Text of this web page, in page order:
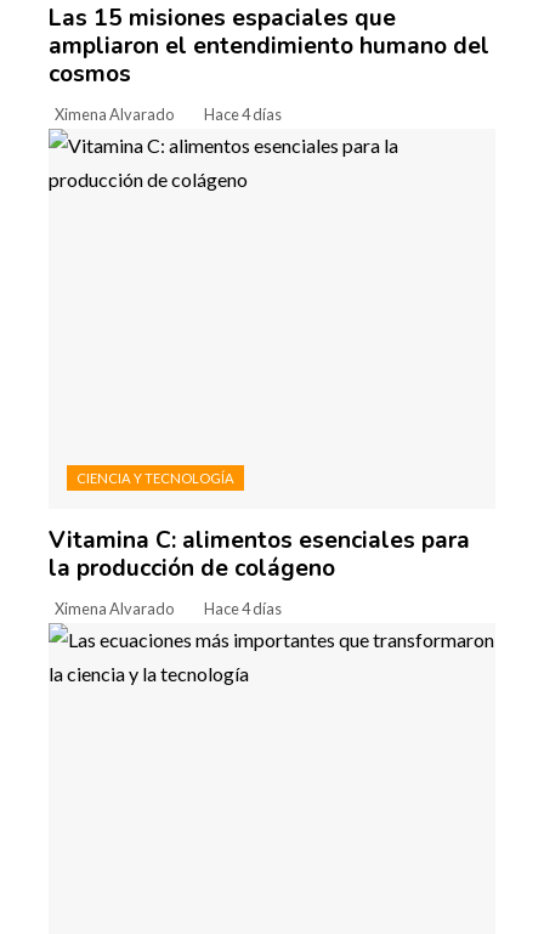
Las 15 misiones espaciales que
ampliaron el entendimiento humano del
cosmos
Ximena Alvarado Hace 4 días
CIENCIA Y TECNOLOGÍA
Vitamina C: alimentos esenciales para
la producción de colágeno
Ximena Alvarado Hace 4 días